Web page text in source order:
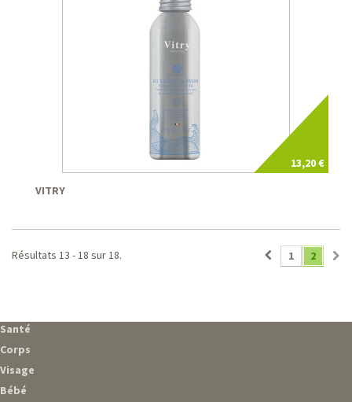
13,20 €
VITRY
1 2
Résultats 13 - 18 sur 18.
Santé
Corps
Visage
Bébé